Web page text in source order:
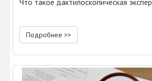
Что такое дактилоскопическая
Подробнее >>